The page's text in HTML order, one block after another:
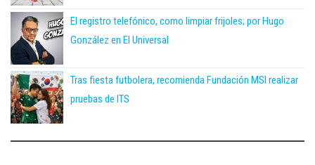
El registro telefónico, como limpiar frijoles; por Hugo
González en El Universal
Tras fiesta futbolera, recomienda Fundación MSI realizar
pruebas de ITS